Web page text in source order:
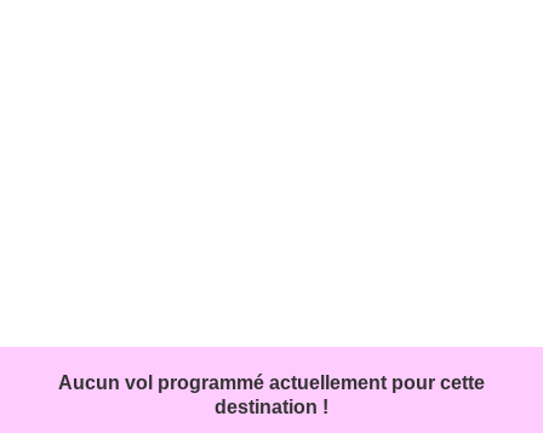
Aucun vol programmé actuellement pour cette
destination !